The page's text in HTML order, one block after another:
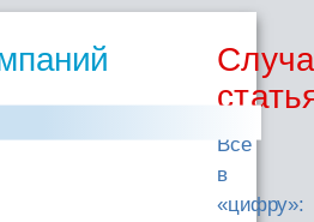
Все
в
«цифру»: